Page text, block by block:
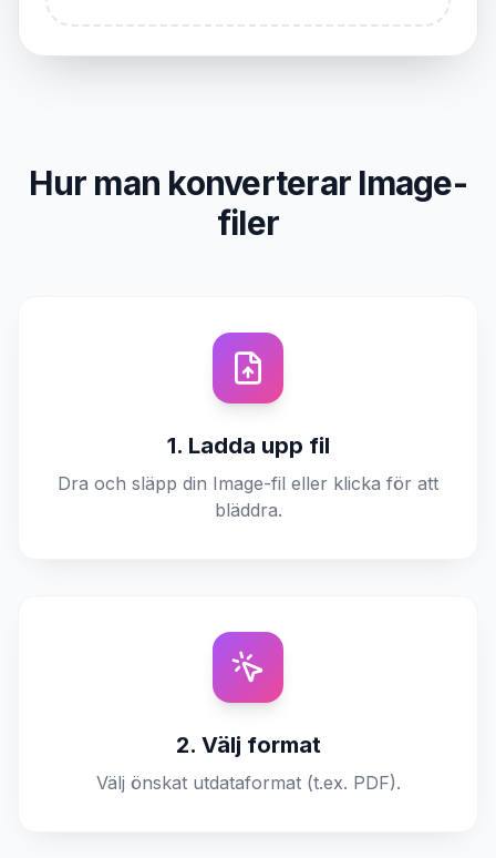
Hur man konverterar Image-
filer
1. Ladda upp fil
Dra och släpp din Image-fil eller klicka för att
bläddra.
2. Välj format
Välj önskat utdataformat (t.ex. PDF).